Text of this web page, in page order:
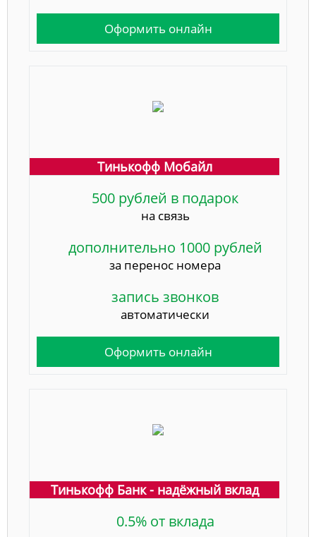
Оформить онлайн
Тинькофф Мобайл
500 рублей в подарок
на связь
дополнительно 1000 рублей
за перенос номера
запись звонков
автоматически
Оформить онлайн
Тинькофф Банк - надёжный вклад
0.5% от вклада